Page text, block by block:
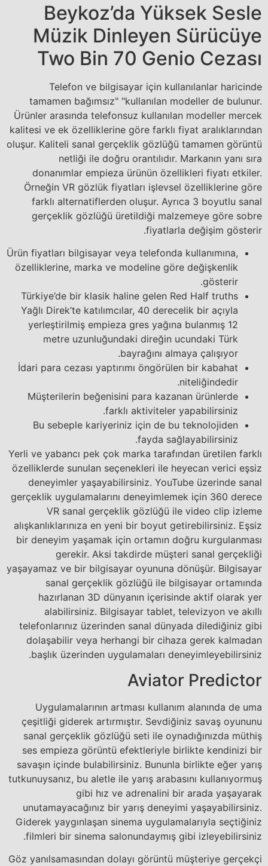
Beykoz’da Yüksek Sesle
Müzik Dinleyen Sürücüye
Two Bin 70 Genio Cezası
Telefon ve bilgisayar için kullanılanlar haricinde
tamamen bağımsız" "kullanılan modeller de bulunur.
Ürünler arasında telefonsuz kullanılan modeller mercek
kalitesi ve ek özelliklerine göre farklı fiyat aralıklarından
oluşur. Kaliteli sanal gerçeklik gözlüğü tamamen görüntü
netliği ile doğru orantılıdır. Markanın yanı sıra
donanımlar empieza ürünün özellikleri fiyatı etkiler.
Örneğin VR gözlük fiyatları işlevsel özelliklerine göre
farklı alternatiflerden oluşur. Ayrıca 3 boyutlu sanal
gerçeklik gözlüğü üretildiği malzemeye göre sobre
fiyatlarla değişim gösterir.
Ürün fiyatları bilgisayar veya telefonda kullanımına,
özelliklerine, marka ve modeline göre değişkenlik
gösterir.
Türkiye’de bir klasik haline gelen Red Half truths
Yağlı Direk’te katılımcılar, 40 derecelik bir açıyla
yerleştirilmiş empieza gres yağına bulanmış 12
metre uzunluğundaki direğin ucundaki Türk
bayrağını almaya çalışıyor.
İdari para cezası yaptırımı öngörülen bir kabahat
niteliğindedir.
Müşterilerin beğenisini para kazanan ürünlerde
farklı aktiviteler yapabilirsiniz.
Bu sebeple kariyeriniz için de bu teknolojiden
fayda sağlayabilirsiniz.
Yerli ve yabancı pek çok marka tarafından üretilen farklı
özelliklerde sunulan seçenekleri ile heyecan verici eşsiz
deneyimler yaşayabilirsiniz. YouTube üzerinde sanal
gerçeklik uygulamalarını deneyimlemek için 360 derece
VR sanal gerçeklik gözlüğü ile video clip izleme
alışkanlıklarınıza en yeni bir boyut getirebilirsiniz. Eşsiz
bir deneyim yaşamak için ortamın doğru kurgulanması
gerekir. Aksi takdirde müşteri sanal gerçekliği
yaşayamaz ve bir bilgisayar oyununa dönüşür. Bilgisayar
sanal gerçeklik gözlüğü ile bilgisayar ortamında
hazırlanan 3D dünyanın içerisinde aktif olarak yer
alabilirsiniz. Bilgisayar tablet, televizyon ve akıllı
telefonlarınız üzerinden sanal dünyada dilediğiniz gibi
dolaşabilir veya herhangi bir cihaza gerek kalmadan
başlık üzerinden uygulamaları deneyimleyebilirsiniz.
Aviator Predictor
Uygulamalarının artması kullanım alanında de uma
çeşitliği giderek artırmıştır. Sevdiğiniz savaş oyununu
sanal gerçeklik gözlüğü seti ile oynadığınızda müthiş
ses empieza görüntü efektleriyle birlikte kendinizi bir
savaşın içinde bulabilirsiniz. Bununla birlikte eğer yarış
tutkunuysanız, bu aletle ile yarış arabasını kullanıyormuş
gibi hız ve adrenalini bir arada yaşayarak
unutamayacağınız bir yarış deneyimi yaşayabilirsiniz.
Giderek yaygınlaşan sinema uygulamalarıyla seçtiğiniz
filmleri bir sinema salonundaymış gibi izleyebilirsiniz.
Göz yanılsamasından dolayı görüntü müşteriye gerçekçi